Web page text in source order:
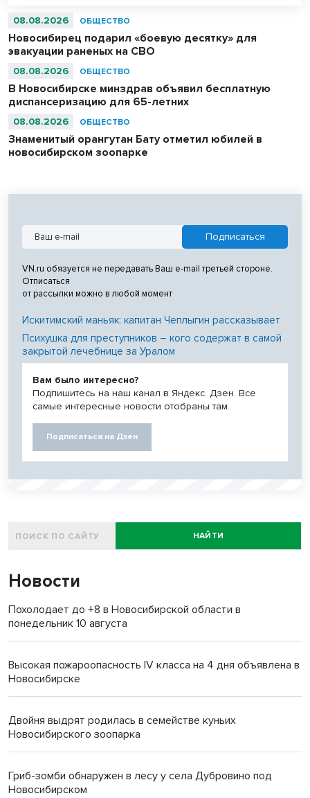
абсолютными чемпионами соревнований.
08.08.2026 ОБЩЕСТВО
Новосибирец подарил «боевую десятку» для
эвакуации раненых на СВО
08.08.2026 ОБЩЕСТВО
В Новосибирске минздрав объявил бесплатную
диспансеризацию для 65-летних
08.08.2026 ОБЩЕСТВО
Знаменитый орангутан Бату отметил юбилей в
новосибирском зоопарке
VN.ru обязуется не передавать Ваш e-mail третьей стороне.
Отписаться
от рассылки можно в любой момент
Искитимский маньяк: капитан Чеплыгин рассказывает
Психушка для преступников – кого содержат в самой
закрытой лечебнице за Уралом
Вам было интересно?
Подпишитесь на наш канал в Яндекс. Дзен. Все
самые интересные новости отобраны там.
Подписаться на Дзен
НАЙТИ
Новости
Похолодает до +8 в Новосибирской области в
понедельник 10 августа
Высокая пожароопасность IV класса на 4 дня объявлена в
Новосибирске
Двойня выдрят родилась в семействе куньих
Новосибирского зоопарка
Гриб-зомби обнаружен в лесу у села Дубровино под
Новосибирском